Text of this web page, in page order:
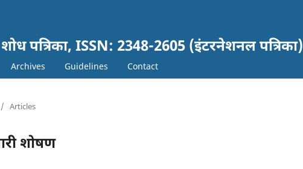
शोध पत्रिका, ISSN: 2348-2605 (इंटरनेशनल पत्रिका)
Archives Guidelines Contact
/ Articles
शोषण